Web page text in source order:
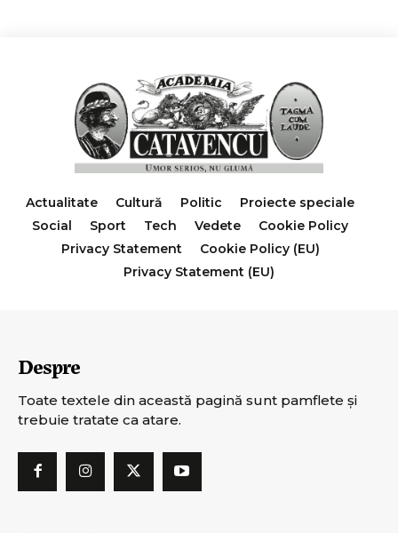
Actualitate Cultură Politic
Proiecte speciale
Social
Sport Tech Vedete
Cookie Policy
Privacy Statement
Cookie Policy (EU)
Privacy Statement (EU)
Despre
Toate textele din această pagină sunt pamflete şi
trebuie tratate ca atare.